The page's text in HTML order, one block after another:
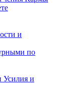
и
по
Усилия и